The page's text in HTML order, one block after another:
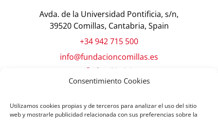
Consentimiento Cookies
Utilizamos cookies propias y de terceros para analizar el uso del sitio
web y mostrarle publicidad relacionada con sus preferencias sobre la
Avda. de la Universidad Pontificia, s/n,
39520 Comillas, Cantabria, Spain
+34 942 715 500
info@fundacioncomillas.es